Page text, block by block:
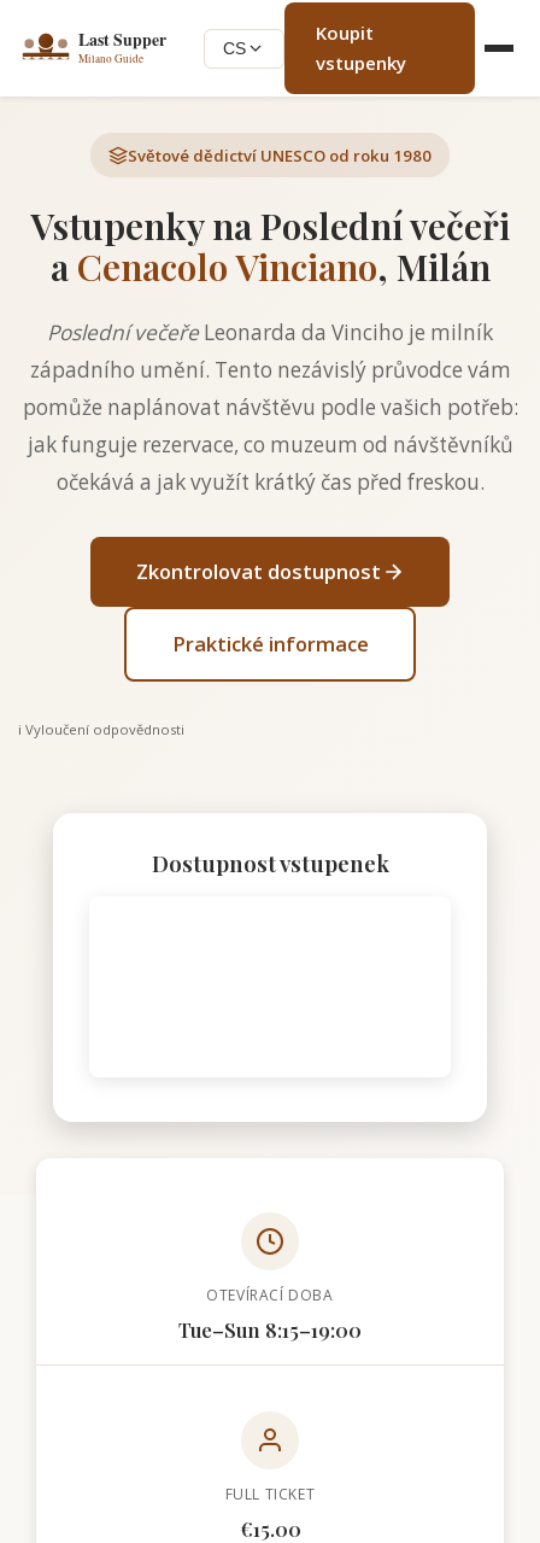
CS
Koupit
vstupenky
Světové dědictví UNESCO od roku 1980
Vstupenky na Poslední večeři
a Cenacolo Vinciano, Milán
Poslední večeřeLeonarda da Vinciho je milník
západního umění. Tento nezávislý průvodce vám
pomůže naplánovat návštěvu podle vašich potřeb:
jak funguje rezervace, co muzeum od návštěvníků
očekává a jak využít krátký čas před freskou.
Zkontrolovat dostupnost
Praktické informace
ℹ️ Vyloučení odpovědnosti
Dostupnost vstupenek
OTEVÍRACÍ DOBA
Tue–Sun 8:15–19:00
FULL TICKET
€15.00